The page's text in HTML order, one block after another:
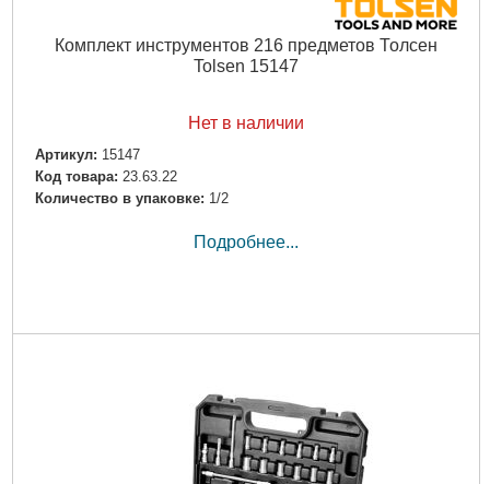
Комплект инструментов 216 предметов Толсен
Tolsen 15147
Нет в наличии
Артикул: 15147
Код товара: 23.63.22
Количество в упаковке: 1/2
Подробнее...